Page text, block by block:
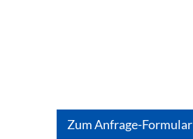
Zum Anfrage-Formular